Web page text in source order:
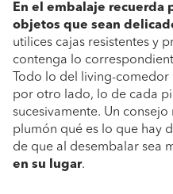
En el embalaje recuerda
objetos que sean
utilices cajas resistentes y
contenga lo
Todo lo del living-
por otro lado, lo de cada
sucesivamente. Un
plumón qué es lo que hay
de que al desembalar sea
en su lugar.